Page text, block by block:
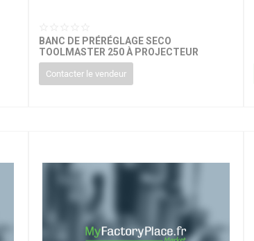
BANC DE PRÉRÉGLAGE SECO
TOOLMASTER 250 À PROJECTEUR
Contacter le vendeur